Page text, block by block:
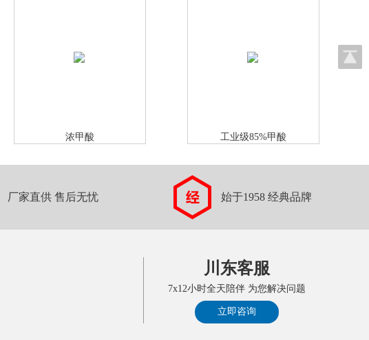
浓甲酸 工业级85%甲酸
厂家直供 售后无忧 始于1958 经典品牌
川东客服
7x12小时全天陪伴 为您解决问题
立即咨询